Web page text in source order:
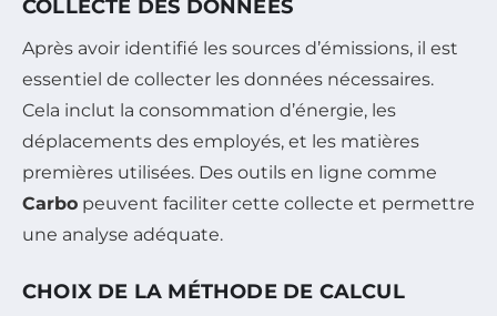
COLLECTE DES DONNÉES
Après avoir identifié les sources d’émissions, il est
essentiel de collecter les données nécessaires.
Cela inclut la consommation d’énergie, les
déplacements des employés, et les matières
premières utilisées. Des outils en ligne comme
Carbo peuvent faciliter cette collecte et permettre
une analyse adéquate.
CHOIX DE LA MÉTHODE DE CALCUL